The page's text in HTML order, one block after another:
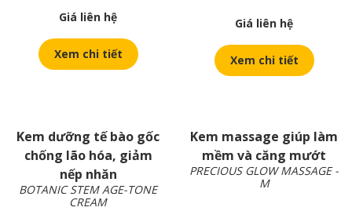
Giá liên hệ
Xem chi tiết
Giá liên hệ
Xem chi tiết
Kem dưỡng tế bào gốc
chống lão hóa, giảm
nếp nhăn
BOTANIC STEM AGE-TONE
CREAM
Kem massage giúp làm
mềm và căng mướt
PRECIOUS GLOW MASSAGE -
M